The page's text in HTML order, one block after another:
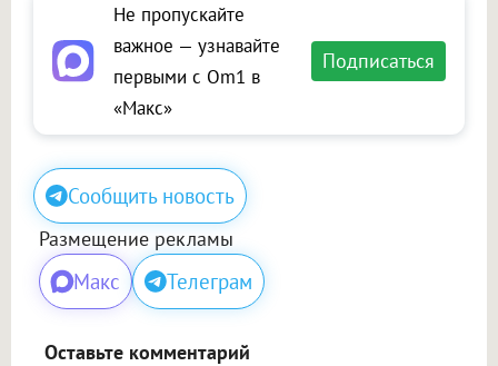
Не пропускайте
важное — узнавайте
первыми с Om1 в
«Макс»
Подписаться
Сообщить новость
Размещение рекламы
Макс Телеграм
Оставьте комментарий